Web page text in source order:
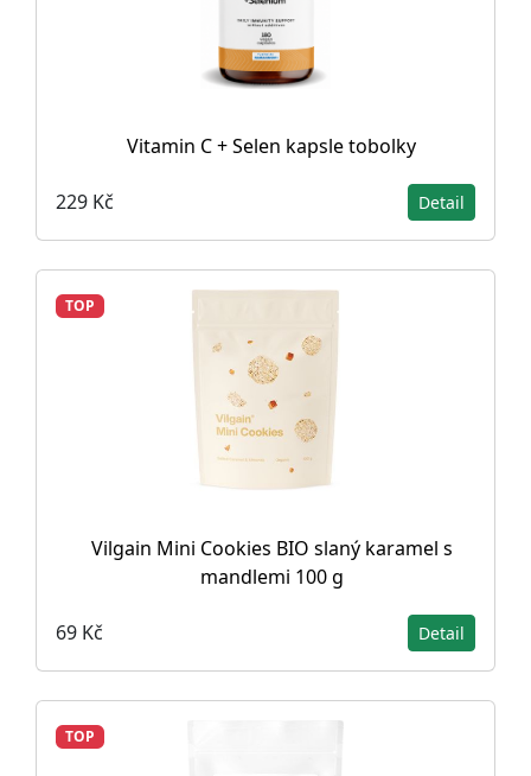
Vitamin C + Selen kapsle tobolky
229 Kč Detail
TOP
Vilgain Mini Cookies BIO slaný karamel s
mandlemi 100 g
69 Kč Detail
TOP